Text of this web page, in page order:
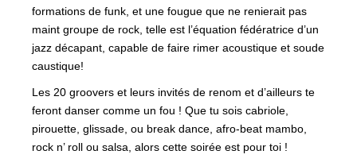
formations de funk, et une fougue que ne renierait pas
maint groupe de rock, telle est l’équation fédératrice d’un
jazz décapant, capable de faire rimer acoustique et soude
caustique!
Les 20 groovers et leurs invités de renom et d’ailleurs te
feront danser comme un fou ! Que tu sois cabriole,
pirouette, glissade, ou break dance, afro-beat mambo,
rock n’ roll ou salsa, alors cette soirée est pour toi !